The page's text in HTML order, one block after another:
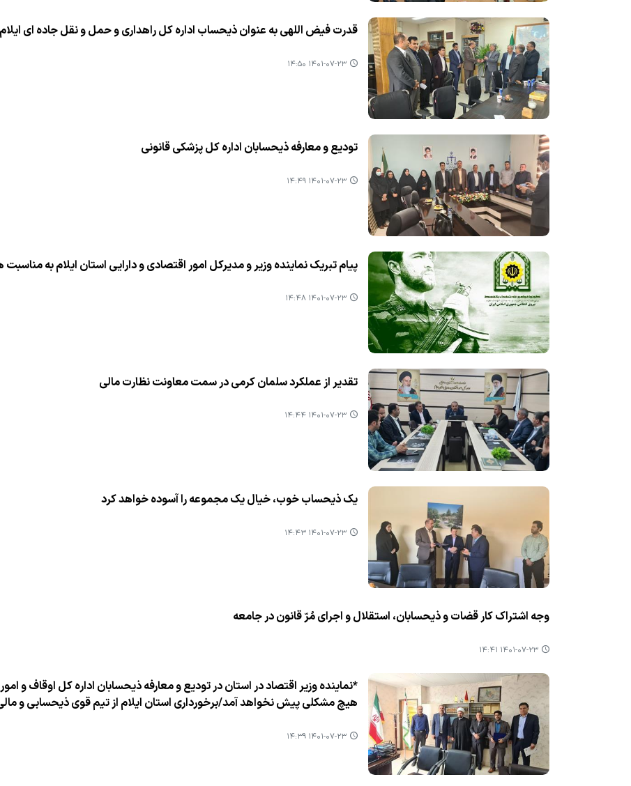
قدرت فیض اللهی به عنوان ذیحساب اداره كل راهداری و حمل و نقل جاده ای
۱۴۰۱-۰۷-۲۳ ۱۴:۵۰
تودیع و معارفه ذیحسابان اداره كل پزشكی قانونی
۱۴۰۱-۰۷-۲۳ ۱۴:۴۹
پیام تبریك نماینده وزیر و مدیركل امور اقتصادی و دارایی استان ایلام به
۱۴۰۱-۰۷-۲۳ ۱۴:۴۸
تقدیر از عملكرد سلمان كرمی در سمت معاونت نظارت مالی
۱۴۰۱-۰۷-۲۳ ۱۴:۴۴
یك ذیحساب خوب، خیال یك مجموعه را آسوده خواهد كرد
۱۴۰۱-۰۷-۲۳ ۱۴:۴۳
وجه اشتراك كار قضات و ذیحسابان، استقلال و اجرای مُرّ قانون در جامعه
۱۴۰۱-۰۷-۲۳ ۱۴:۴۱
*نماینده وزیر اقتصاد در استان در تودیع و معارفه ذیحسابان اداره كل اوقاف و
هیچ مشكلی پیش نخواهد آمد/برخورداری استان ایلام از تیم قوی ذیحسابی و
۱۴۰۱-۰۷-۲۳ ۱۴:۳۹